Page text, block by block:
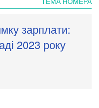
зарплати:
2023 року